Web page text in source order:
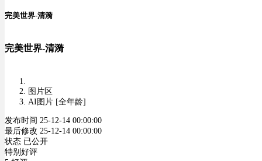
完美世界-清漪
完美世界-清漪
图片区
AI图片 [全年龄]
发布时间 25-12-14 00:00:00
最后修改 25-12-14 00:00:00
状态 已公开
特别好评